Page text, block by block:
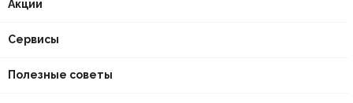
Акции
Сервисы
Полезные советы